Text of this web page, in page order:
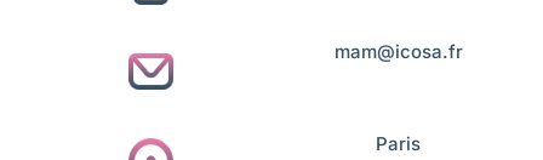
mam@icosa.fr
Paris